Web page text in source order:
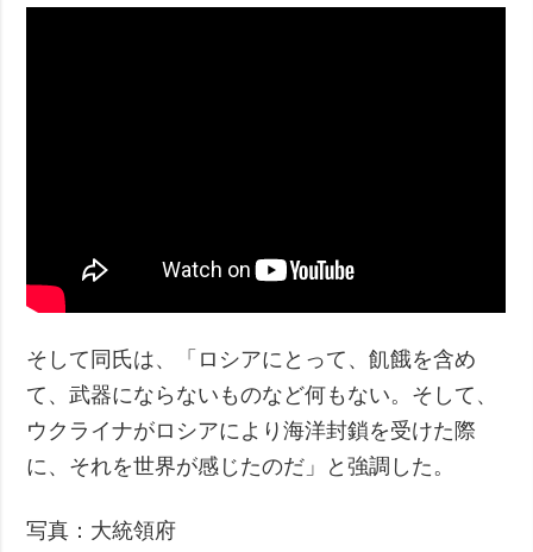
そして同氏は、「ロシアにとって、飢餓を含め
て、武器にならないものなど何もない。そして、
ウクライナがロシアにより海洋封鎖を受けた際
に、それを世界が感じたのだ」と強調した。
写真：大統領府